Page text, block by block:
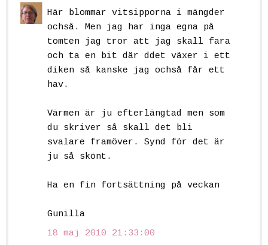
Här blommar vitsipporna i mängder
ochså. Men jag har inga egna på
tomten jag tror att jag skall fara
och ta en bit där ddet växer i ett
diken så kanske jag ochså får ett
hav.
Värmen är ju efterlängtad men som
du skriver så skall det bli
svalare framöver. Synd för det är
ju så skönt.
Ha en fin fortsättning på veckan
Gunilla
18 maj 2010 21:33:00